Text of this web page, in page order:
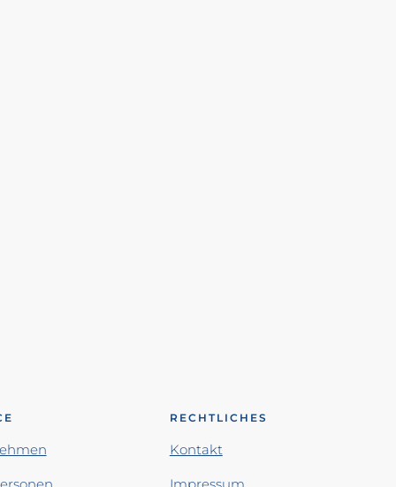
RECHTLICHES
Kontakt